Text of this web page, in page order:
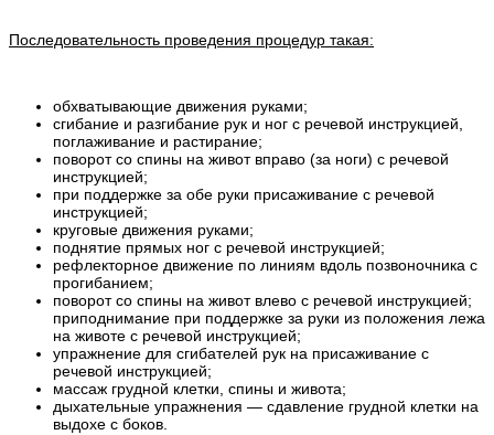
Последовательность проведения процедур такая:
обхватывающие движения руками;
сгибание и разгибание рук и ног с речевой инструкцией,
поглаживание и растирание;
поворот со спины на живот вправо (за ноги) с речевой
инструкцией;
при поддержке за обе руки присаживание с речевой
инструкцией;
круговые движения руками;
поднятие прямых ног с речевой инструкцией;
рефлекторное движение по линиям вдоль позвоночника с
прогибанием;
поворот со спины на живот влево с речевой инструкцией;
приподнимание при поддержке за руки из положения лежа
на животе с речевой инструкцией;
упражнение для сгибателей рук на присаживание с
речевой инструкцией;
массаж грудной клетки, спины и живота;
дыхательные упражнения — сдавление грудной клетки на
выдохе с боков.